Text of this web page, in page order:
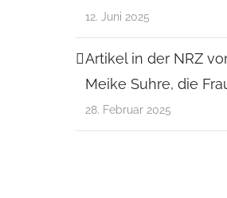
12. Juni 2025
Artikel in der NRZ
Meike Suhre, die
28. Februar 2025